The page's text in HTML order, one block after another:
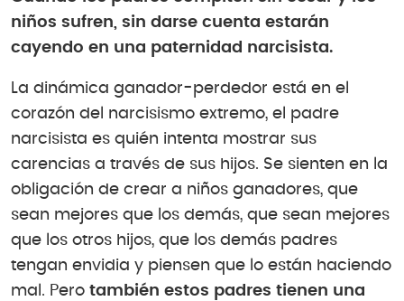
niños sufren, sin darse cuenta estarán
cayendo en una paternidad narcisista.
La dinámica ganador-perdedor está en el
corazón del narcisismo extremo, el padre
narcisista es quién intenta mostrar sus
carencias a través de sus hijos. Se sienten en la
obligación de crear a niños ganadores, que
sean mejores que los demás, que sean mejores
que los otros hijos, que los demás padres
tengan envidia y piensen que lo están haciendo
mal. Pero también estos padres tienen una